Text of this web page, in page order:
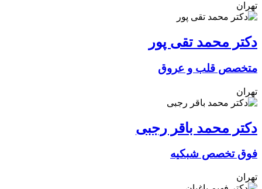
تهران
دکتر محمد تقی پور
متخصص قلب و عروق
تهران
دکتر محمد باقر رجبی
فوق تخصص شبکیه
تهران